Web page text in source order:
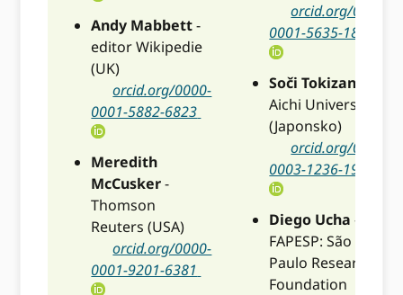
Andy Mabbett-
editor Wikipedie
(UK)
orcid.org/0000-
0001-5882-6823
Meredith
McCusker-
Thomson
Reuters (USA)
orcid.org/0000-
0001-9201-6381
orcid.org/0000-
0001-5635-1860
Soči Tokizane
Aichi University
(Japonsko)
orcid.org/0000-
0003-1236-1930
Diego Ucha -
FAPESP: São
Paulo Research
Foundation